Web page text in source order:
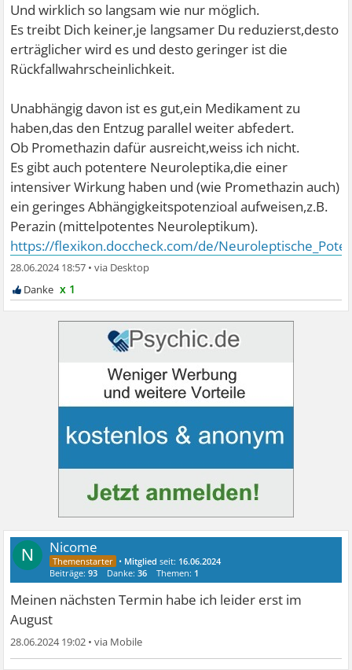
Und wirklich so langsam wie nur möglich.
Es treibt Dich keiner,je langsamer Du reduzierst,desto
erträglicher wird es und desto geringer ist die
Rückfallwahrscheinlichkeit.
Unabhängig davon ist es gut,ein Medikament zu
haben,das den Entzug parallel weiter abfedert.
Ob Promethazin dafür ausreicht,weiss ich nicht.
Es gibt auch potentere Neuroleptika,die einer
intensiver Wirkung haben und (wie Promethazin auch)
ein geringes Abhängigkeitspotenzioal aufweisen,z.B.
Perazin (mittelpotentes Neuroleptikum).
https://flexikon.doccheck.com/de/
28.06.2024 18:57 •
x 1
N Nicome
• Mitglied seit: 16.06.2024
Beiträge:93 Danke:36 Themen: 1
Meinen nächsten Termin habe ich leider erst im
August
28.06.2024 19:02 •